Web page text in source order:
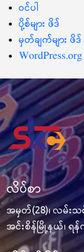
ဝင်ပါ
ပို့စ်များ ဖိဒ်
မှတ်ချက်များ ဖိဒ်
WordPress.org
လိပ်စာ
အမှတ်(28)၊ လမ်း
အင်းစိန်မြို့နယ်၊ ရန်